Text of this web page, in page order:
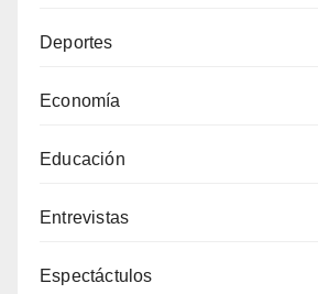
Deportes
Economía
Educación
Entrevistas
Espectáctulos